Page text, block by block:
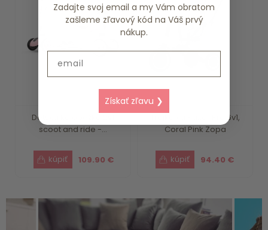
Detská kolobežka 2v1
scoot and ride -...
109.90 €
Trojkolka Razor Pro 6v1,
Coral Pink Zopa
94.40 €
Zadajte svoj email a my Vám obratom
zašleme zľavový kód na Váš prvý
nákup.
Získať zľavu ❯